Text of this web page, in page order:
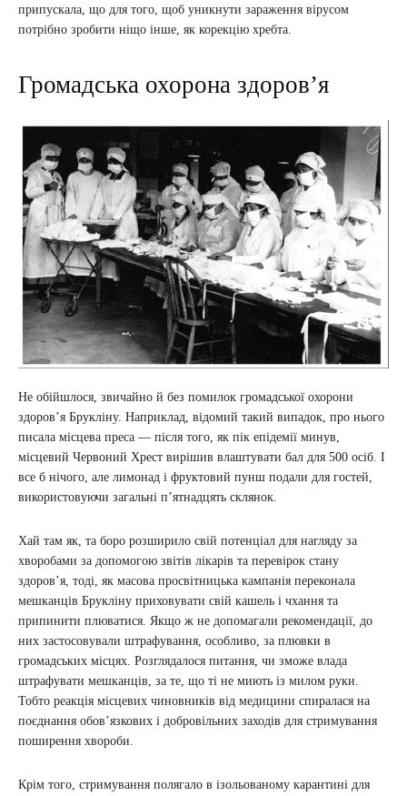
припускала, що для того, щоб уникнути зараження вірусом
потрібно зробити ніщо інше, як корекцію хребта.
Громадська охорона здоров’я
Не обійшлося, звичайно й без помилок громадської охорони
здоров’я Брукліну. Наприклад, відомий такий випадок, про нього
писала місцева преса — після того, як пік епідемії минув,
місцевий Червоний Хрест вирішив влаштувати бал для 500 осіб. І
все б нічого, але лимонад і фруктовий пунш подали для гостей,
використовуючи загальні п’ятнадцять склянок.
Хай там як, та боро розширило свій потенціал для нагляду за
хворобами за допомогою звітів лікарів та перевірок стану
здоров’я, тоді, як масова просвітницька кампанія переконала
мешканців Брукліну приховувати свій кашель і чхання та
припинити плюватися. Якщо ж не допомагали рекомендації, до
них застосовували штрафування, особливо, за плювки в
громадських місцях. Розглядалося питання, чи зможе влада
штрафувати мешканців, за те, що ті не миють із милом руки.
Тобто реакція місцевих чиновників від медицини спиралася на
поєднання обов’язкових і добровільних заходів для стримування
поширення хвороби.
Крім того, стримування полягало в ізольованому карантині для